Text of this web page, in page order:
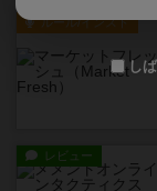
ルール/インスト
レビュー
し